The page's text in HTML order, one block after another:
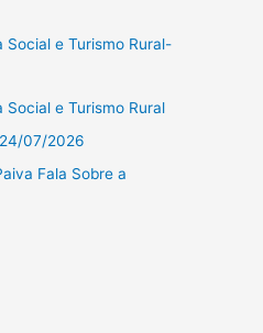
Social e Turismo Rural-
Social e Turismo Rural
24/07/2026
Fala Sobre a